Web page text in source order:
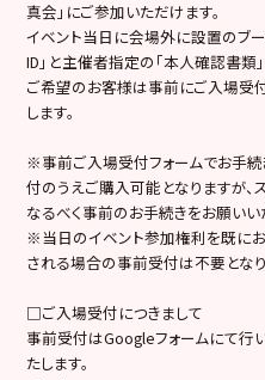
真会」にご参加いただけます。
イベント当日に会場外に設置のブ
ID」と主催者指定の「本人確認書類
ご希望のお客様は事前にご入場受
します。
※事前ご入場受付フォームでお手
付のうえご購入可能となりますが、
なるべく事前のお手続きをお願いい
※当日のイベント参加権利を既に
される場合の事前受付は不要となり
□ご入場受付につきまして
事前受付はGoogleフォームにて行
たします。